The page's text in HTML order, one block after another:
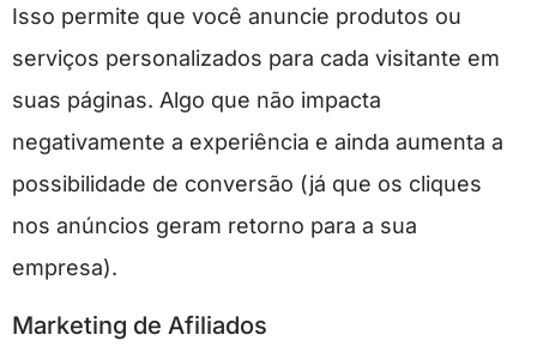
Isso permite que você anuncie produtos ou
serviços personalizados para cada visitante em
suas páginas. Algo que não impacta
negativamente a experiência e ainda aumenta a
possibilidade de conversão (já que os cliques
nos anúncios geram retorno para a sua
empresa).
Marketing de Afiliados